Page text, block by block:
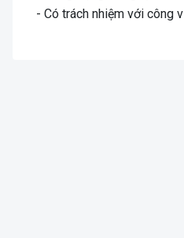
- Có trách nhiệm với công